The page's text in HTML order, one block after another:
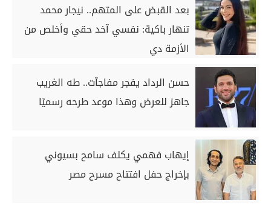
بعد القبض على المتهم.. نيجار محمد
تنهار باكية: نفسي آخد حقي وأخلص من
الأزمة دي
حسن الرداد يفجر مفاجآت.. طه الغريب
جاهز للعرض وهذا موعد طرحه رسميًا
إيهاب فهمي يكلف سامح بسيوني
بإخراج حفل افتتاح مسرح مصر